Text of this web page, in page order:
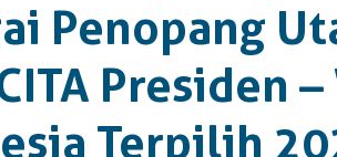
Penopang
Presiden
Terpilih